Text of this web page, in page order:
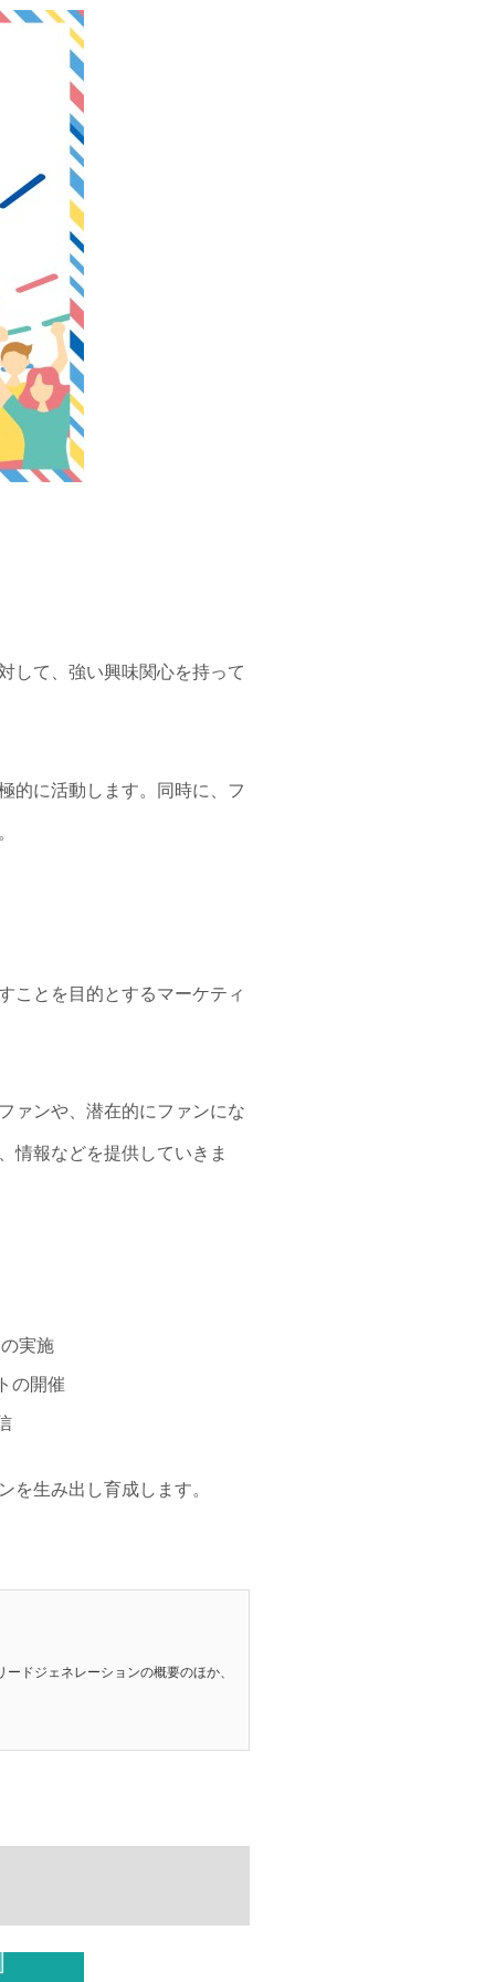
して、強い興味関心を持って
的に活動します。同時に、フ
ことを目的とするマーケティ
ァンや、潜在的にファンにな
情報などを提供していきま
実施
の開催
を生み出し育成します。
ドジェネレーションの概要のほか、